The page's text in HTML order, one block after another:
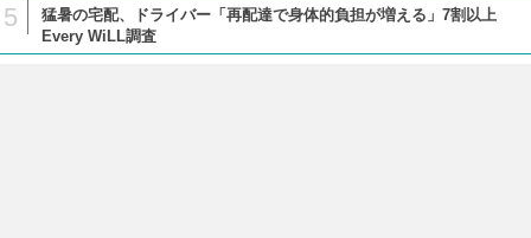
5
猛暑の宅配、ドライバー「再配達で身体的負担が増える」7割以上
Every WiLL調査